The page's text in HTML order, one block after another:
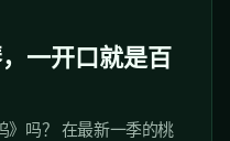
一开口就是百
》吗？ 在最新一季的桃